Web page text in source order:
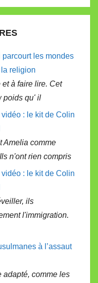
les mondes
religion
et à faire lire. Cet
poids qu' il
: le kit de Colin
Amelia comme
n'ont rien compris
: le kit de Colin
ils
l'immigration.
à l’assaut
adapté, comme les